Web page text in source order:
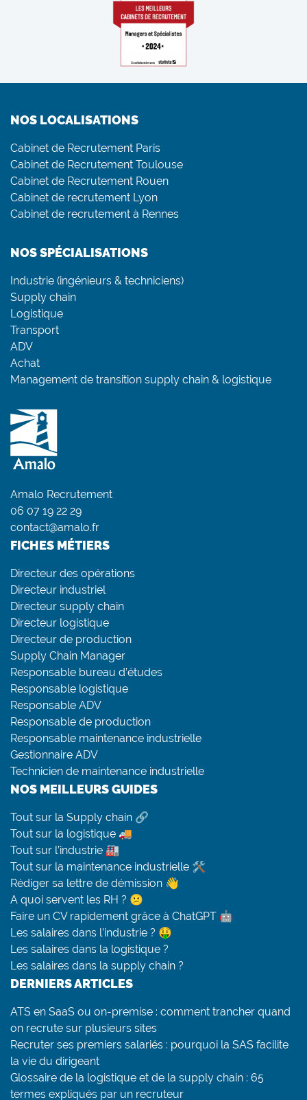
NOS LOCALISATIONS
Cabinet de Recrutement Paris
Cabinet de Recrutement Toulouse
Cabinet de Recrutement Rouen
Cabinet de recrutement Lyon
Cabinet de recrutement à Rennes
NOS SPÉCIALISATIONS
Industrie (ingénieurs & techniciens)
Supply chain
Logistique
Transport
ADV
Achat
Management de transition supply chain & logistique
Amalo Recrutement
06 07 19 22 29
contact@amalo.fr
FICHES MÉTIERS
Directeur des opérations
Directeur industriel
Directeur supply chain
Directeur logistique
Directeur de production
Supply Chain Manager
Responsable bureau d’études
Responsable logistique
Responsable ADV
Responsable de production
Responsable maintenance industrielle
Gestionnaire ADV
Technicien de maintenance industrielle
NOS MEILLEURS GUIDES
Tout sur la Supply chain 🔗
Tout sur la logistique 🚚
Tout sur l’industrie 🏭
Tout sur la maintenance industrielle 🛠
Rédiger sa lettre de démission 👋
A quoi servent les RH ? 😕
Faire un CV rapidement grâce à ChatGPT 🤖
Les salaires dans l’industrie ? 🤑
Les salaires dans la logistique ?
Les salaires dans la supply chain ?
DERNIERS ARTICLES
ATS en SaaS ou on-premise : comment trancher quand
on recrute sur plusieurs sites
Recruter ses premiers salariés : pourquoi la SAS facilite
la vie du dirigeant
Glossaire de la logistique et de la supply chain : 65
termes expliqués par un recruteur